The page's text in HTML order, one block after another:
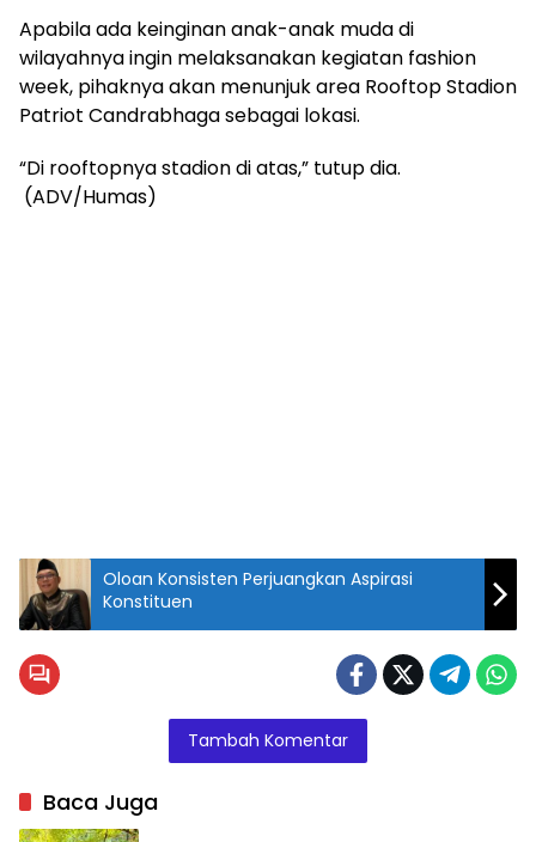
Apabila ada keinginan anak-anak muda di
wilayahnya ingin melaksanakan kegiatan fashion
week, pihaknya akan menunjuk area Rooftop Stadion
Patriot Candrabhaga sebagai lokasi.
“Di rooftopnya stadion di atas,” tutup dia.
(ADV/Humas)
Stadion
Oloan Konsisten Perjuangkan Aspirasi
Konstituen
Tambah Komentar
Baca Juga